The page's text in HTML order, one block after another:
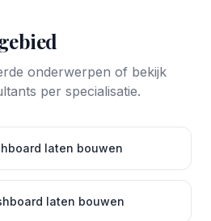
onderwerpen of bekijk
per specialisatie.
laten bouwen
laten bouwen